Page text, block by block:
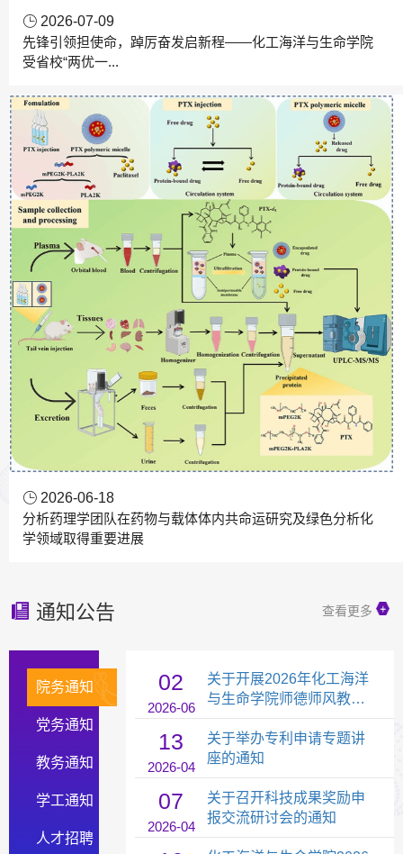
2026-07-09
先锋引领担使命，踔厉奋发启新程——化工海洋与生命学院
受省校“两优一...
2026-06-18
分析药理学团队在药物与载体体内共命运研究及绿色分析化
学领域取得重要进展
通知公告 查看更多
院务通知
党务通知
教务通知
学工通知
人才招聘
02
2026-06
关于开展2026年化工海洋
与生命学院师德师风教育
系列培训的通知
13
2026-04
关于举办专利申请专题讲
座的通知
07
2026-04
关于召开科技成果奖励申
报交流研讨会的通知